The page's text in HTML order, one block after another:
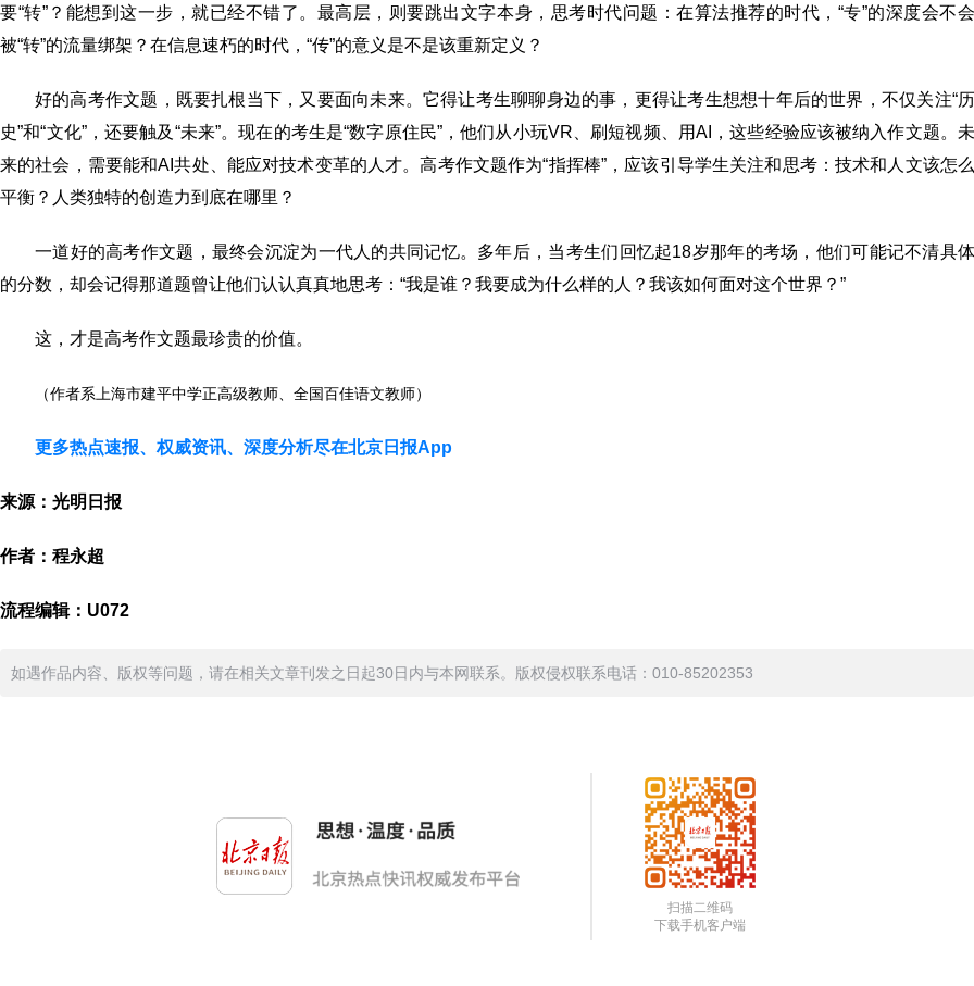
要“转”？能想到这一步，就已经不错了。最高层，则要跳出文字本身，思考时代问题：在算法推荐的时代，“专”的深度会不会
被“转”的流量绑架？在信息速朽的时代，“传”的意义是不是该重新定义？
好的高考作文题，既要扎根当下，又要面向未来。它得让考生聊聊身边的事，更得让考生想想十年后的世界，不仅关注“历
史”和“文化”，还要触及“未来”。现在的考生是“数字原住民”，他们从小玩VR、刷短视频、用AI，这些经验应该被纳入作文题。未
来的社会，需要能和AI共处、能应对技术变革的人才。高考作文题作为“指挥棒”，应该引导学生关注和思考：技术和人文该怎么
平衡？人类独特的创造力到底在哪里？
一道好的高考作文题，最终会沉淀为一代人的共同记忆。多年后，当考生们回忆起18岁那年的考场，他们可能记不清具体
的分数，却会记得那道题曾让他们认认真真地思考：“我是谁？我要成为什么样的人？我该如何面对这个世界？”
这，才是高考作文题最珍贵的价值。
（作者系上海市建平中学正高级教师、全国百佳语文教师）
更多热点速报、权威资讯、深度分析尽在北京日报App
来源：光明日报
作者：程永超
流程编辑：U072
如遇作品内容、版权等问题，请在相关文章刊发之日起30日内与本网联系。版权侵权联系电话：010-85202353
扫描二维码
下载手机客户端